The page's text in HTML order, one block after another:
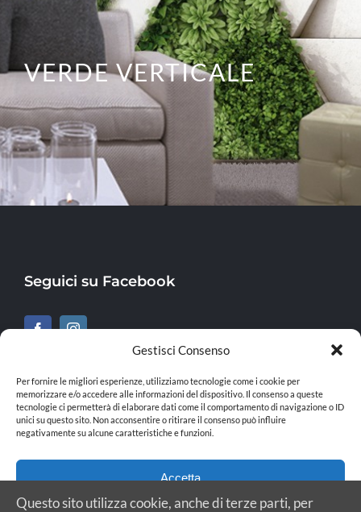
Gestisci Consenso
Per fornire le migliori esperienze, utilizziamo tecnologie come i cookie per
memorizzare e/o accedere alle informazioni del dispositivo. Il consenso a queste
tecnologie ci permetterà di elaborare dati come il comportamento di navigazione o ID
unici su questo sito. Non acconsentire o ritirare il consenso può influire
negativamente su alcune caratteristiche e funzioni.
Accetta
VERDE VERTICALE
Seguici su Facebook
© Copyright 2024 | Archhouse s.a.s. | All Rights Reserved | Powered by
PapaiaLab Milano